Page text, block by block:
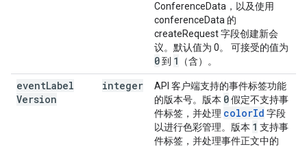
ConferenceData，以及使用
conferenceData 的
createRequest 字段创建新会
议。默认值为 0。 可接受的值为
0到 1 （含）。
eventLabel
Version
integer
API 客户端支持的事件标签功能
的版本号。版本 0假定不支持事
件标签，并处理 colorId 字段
以进行色彩管理。版本 1 支持事
件标签，并处理事件正文中的